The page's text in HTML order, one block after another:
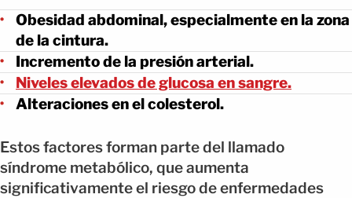
Obesidad abdominal, especialmente en la zona
de la cintura.
Incremento de la presión arterial.
Niveles elevados de glucosa en sangre.
Alteraciones en el colesterol.
Estos factores forman parte del llamado
síndrome metabólico, que aumenta
significativamente el riesgo de enfermedades